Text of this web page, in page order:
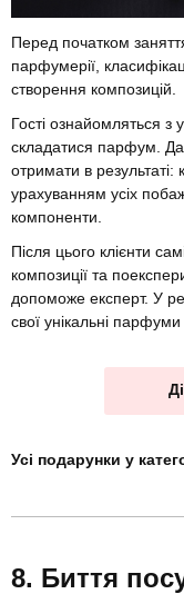
Перед початком
парфумерії,
створення композицій.
Гості ознайомляться з
складатися парфум.
отримати в результаті:
урахуванням усіх
компоненти.
Після цього клієнти
композиції та
допоможе експерт. У
свої унікальні
Усі подарунки у
Биття